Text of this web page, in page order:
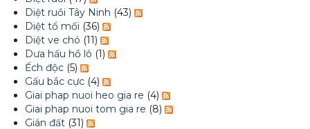
Diệt ruồi Tây Ninh (43)
Diệt tổ mối (36)
Diệt ve chó (11)
Dưa hấu hồ lô (1)
Ếch độc (5)
Gấu bắc cực (4)
Giai phap nuoi heo gia re (4)
Giai phap nuoi tom gia re (8)
Gián đất (31)